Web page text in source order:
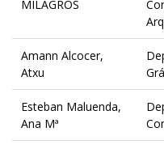
MILAGROS
Amann Alcocer,
Atxu
Esteban Maluenda,
Ana Mª